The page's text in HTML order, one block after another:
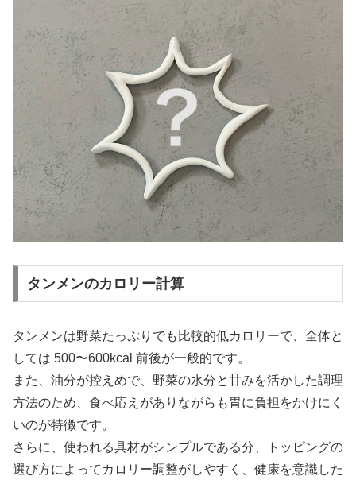
タンメンのカロリー計算
タンメンは野菜たっぷりでも比較的低カロリーで、全体と
しては 500〜600kcal 前後が一般的です。
また、油分が控えめで、野菜の水分と甘みを活かした調理
方法のため、食べ応えがありながらも胃に負担をかけにく
いのが特徴です。
さらに、使われる具材がシンプルである分、トッピングの
選び方によってカロリー調整がしやすく、健康を意識した